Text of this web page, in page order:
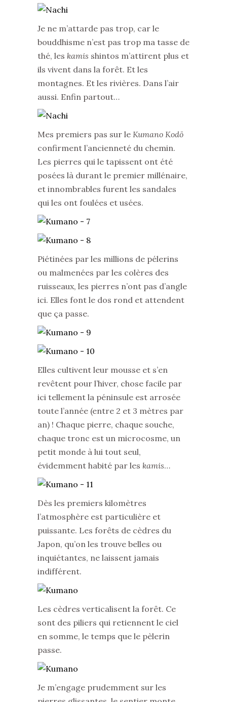
Je ne m’attarde pas trop, car le
bouddhisme n’est pas trop ma tasse de
thé, les kamis shintos m’attirent plus et
ils vivent dans la forêt. Et les
montagnes. Et les rivières. Dans l’air
aussi. Enfin partout…
Mes premiers pas sur le Kumano Kodō
confirment l’ancienneté du chemin.
Les pierres qui le tapissent ont été
posées là durant le premier millénaire,
et innombrables furent les sandales
qui les ont foulées et usées.
Piétinées par les millions de pélerins
ou malmenées par les colères des
ruisseaux, les pierres n’ont pas d’angle
ici. Elles font le dos rond et attendent
que ça passe.
Elles cultivent leur mousse et s’en
revêtent pour l’hiver, chose facile par
ici tellement la péninsule est arrosée
toute l’année (entre 2 et 3 mètres par
an) ! Chaque pierre, chaque souche,
chaque tronc est un microcosme, un
petit monde à lui tout seul,
évidemment habité par les kamis…
Dès les premiers kilomètres
l’atmosphère est particulière et
puissante. Les forêts de cèdres du
Japon, qu’on les trouve belles ou
inquiétantes, ne laissent jamais
indifférent.
Les cèdres verticalisent la forêt. Ce
sont des piliers qui retiennent le ciel
en somme, le temps que le pèlerin
passe.
Je m’engage prudemment sur les